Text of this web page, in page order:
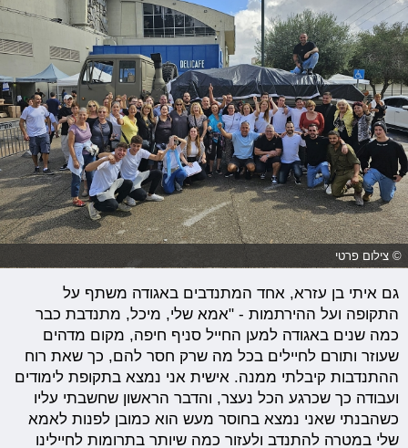
© צילום פרטי
גם איתי בן עזרא, אחד המתנדבים באגודה משתף על
התקופה ועל ההירתמות - "אמא שלי, מיכל, מתנדבת כבר
כמה שנים באגודה למען החייל סניף חיפה, מקום מדהים
שעוזר ותורם לחיילים בכל מה שרק חסר להם, כך שאת רוח
ההתנדבות קיבלתי ממנה. אישית אני נמצא בתקופת לימודים
ועבודה כך שכרגע הכל נעצר, והדבר הראשון שחשבתי עליו
כשהבנתי שאני נמצא בחוסר מעש הוא כמובן לפנות לאמא
שלי במטרה להתנדב ולעזור כמה שיותר בתרומות לחיילינו